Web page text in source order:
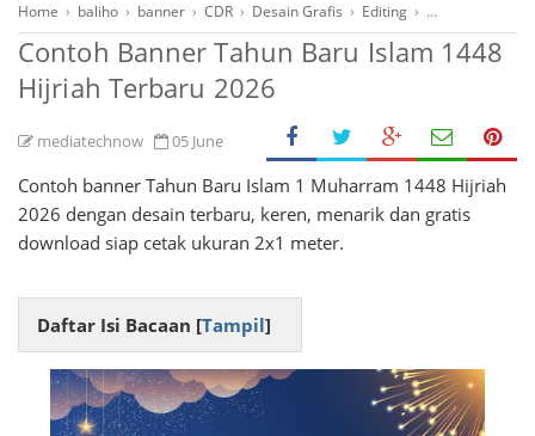
Home › baliho › banner › CDR › Desain Grafis › Editing › Free Download
Contoh Banner Tahun Baru Islam 1448
Hijriah Terbaru 2026
mediatechnow 05 June
Contoh banner Tahun Baru Islam 1 Muharram 1448 Hijriah
2026 dengan desain terbaru, keren, menarik dan gratis
download siap cetak ukuran 2x1 meter.
Daftar Isi Bacaan [Tampil]